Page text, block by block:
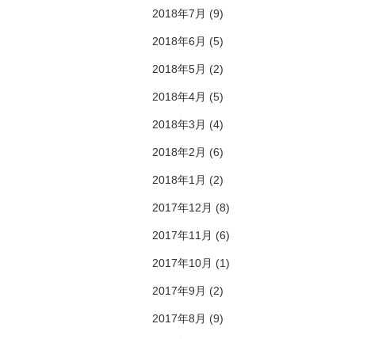
2018年7月 (9)
2018年6月 (5)
2018年5月 (2)
2018年4月 (5)
2018年3月 (4)
2018年2月 (6)
2018年1月 (2)
2017年12月 (8)
2017年11月 (6)
2017年10月 (1)
2017年9月 (2)
2017年8月 (9)